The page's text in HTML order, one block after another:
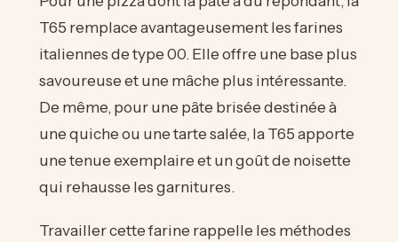
T65 remplace avantageusement les farines
italiennes de type 00. Elle offre une base plus
savoureuse et une mâche plus intéressante.
De même, pour une pâte brisée destinée à
une quiche ou une tarte salée, la T65 apporte
une tenue exemplaire et un goût de noisette
qui rehausse les garnitures.
Travailler cette farine rappelle les méthodes